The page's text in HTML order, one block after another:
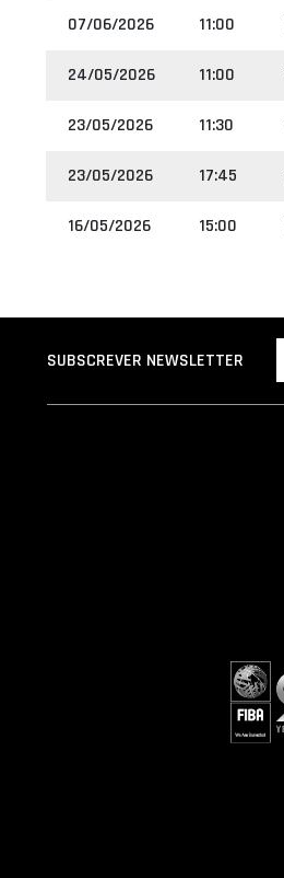
07/06/2026 11:00
24/05/2026 11:00
23/05/2026 11:30
23/05/2026 17:45
16/05/2026 15:00
SUBSCREVER NEWSLETTER